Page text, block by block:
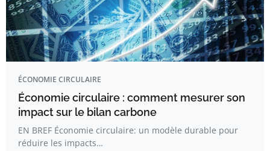
ÉCONOMIE CIRCULAIRE
Économie circulaire : comment mesurer son
impact sur le bilan carbone
EN BREF Économie circulaire: un modèle durable pour
réduire les impacts…